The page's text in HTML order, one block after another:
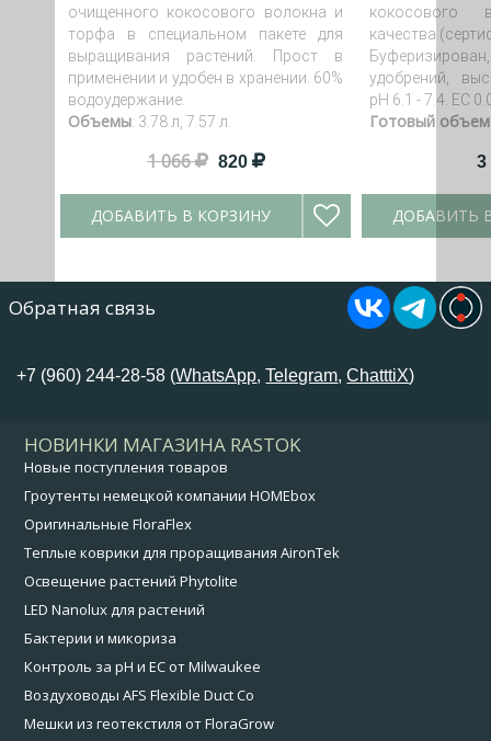
очищенного кокосового волокна и
торфа в специальном пакете для
выращивания растений. Прост в
применении и удобен в хранении. 60%
водоудержание.
Объемы: 3.78 л, 7.57 л.
1 066 820
ДОБАВИТЬ В КОРЗИНУ
кокосового
качества
удобрений,
pH 6.1 - 7.4. EC
Готовый объем
3
ДОБАВИТЬ
Обратная связь
+7 (960) 244-28-58 (WhatsApp,Telegram,ChatttiX)
НОВИНКИ МАГАЗИНА RASTOK
Новые поступления товаров
Гроутенты немецкой компании HOMEbox
Оригинальные FloraFlex
Теплые коврики для проращивания AironTek
Освещение растений Phytolite
LED Nanolux для растений
Бактерии и микориза
Контроль за pH и EC от Milwaukee
Воздуховоды AFS Flexible Duct Co
Мешки из геотекстиля от FloraGrow